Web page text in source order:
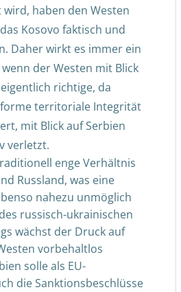
haben den Westen
Kosovo faktisch und
Daher wirkt es immer ein
der Westen mit Blick
richtige, da
territoriale Integrität
mit Blick auf Serbien
verletzt.
enge Verhältnis
Russland, was eine
nahezu unmöglich
russisch-ukrainischen
wächst der Druck auf
vorbehaltlos
solle als EU-
die Sanktionsbeschlüsse